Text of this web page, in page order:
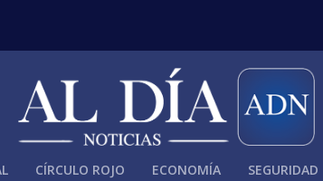
CÍRCULO ROJO ECONOMÍA SEGURIDAD